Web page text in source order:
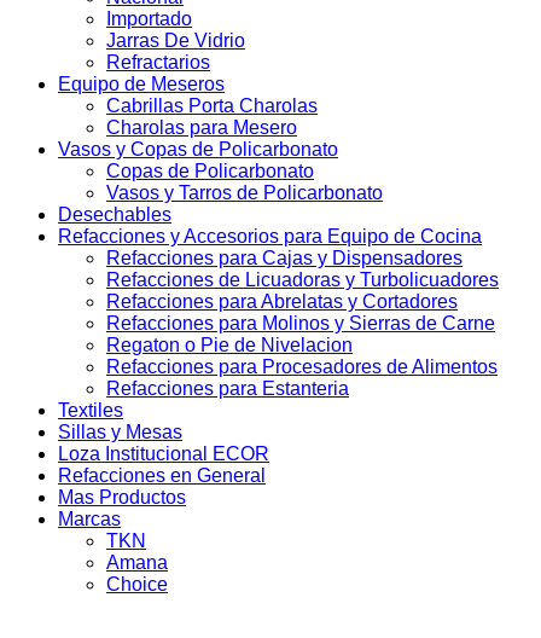
Importado
Jarras De Vidrio
Refractarios
Equipo de Meseros
Cabrillas Porta Charolas
Charolas para Mesero
Vasos y Copas de Policarbonato
Copas de Policarbonato
Vasos y Tarros de Policarbonato
Desechables
Refacciones y Accesorios para Equipo de Cocina
Refacciones para Cajas y Dispensadores
Refacciones de Licuadoras y Turbolicuadores
Refacciones para Abrelatas y Cortadores
Refacciones para Molinos y Sierras de Carne
Regaton o Pie de Nivelacion
Refacciones para Procesadores de Alimentos
Refacciones para Estanteria
Textiles
Sillas y Mesas
Loza Institucional ECOR
Refacciones en General
Mas Productos
Marcas
TKN
Amana
Choice